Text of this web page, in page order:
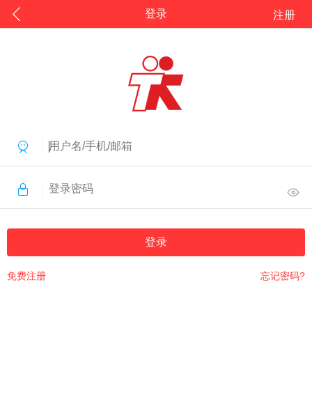
登录 注册
登录
免费注册 忘记密码?